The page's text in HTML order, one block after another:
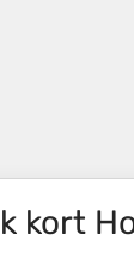
kort